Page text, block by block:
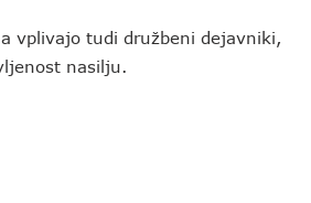
vplivajo tudi družbeni dejavniki,
nasilju.